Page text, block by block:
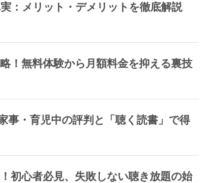
：メリット・デメリットを徹底解説
！無料体験から月額料金を抑える裏技
事・育児中の評判と「聴く読書」で得
初心者必見、失敗しない聴き放題の始